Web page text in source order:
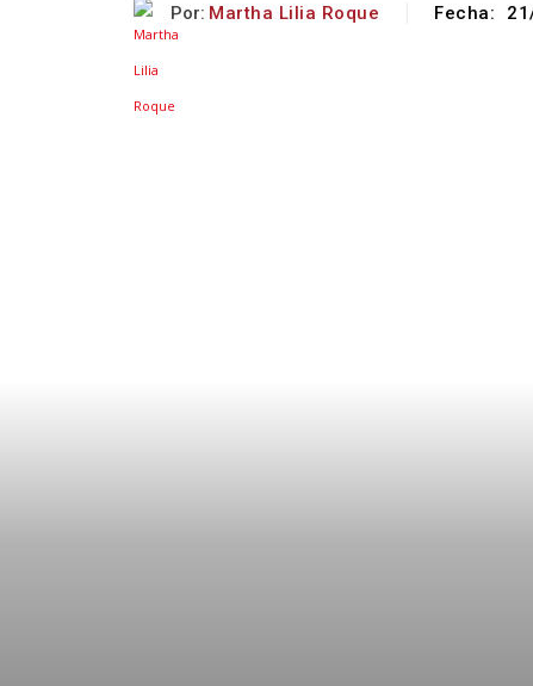
Por: Martha Lilia Roque Fecha: